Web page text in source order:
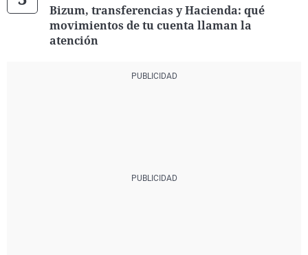
Bizum, transferencias y Hacienda: qué
movimientos de tu cuenta llaman la
atención